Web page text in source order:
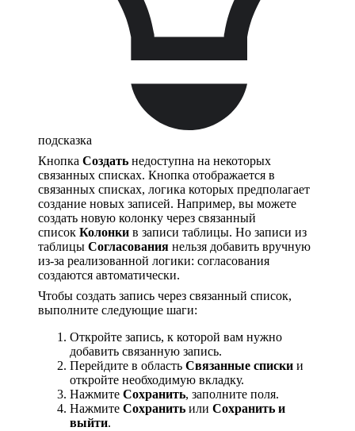
подсказка
Кнопка Создать недоступна на некоторых
связанных списках. Кнопка отображается в
связанных списках, логика которых предполагает
создание новых записей. Например, вы можете
создать новую колонку через связанный
список Колонки в записи таблицы. Но записи из
таблицы Согласования нельзя добавить вручную
из-за реализованной логики: согласования
создаются автоматически.
Чтобы создать запись через связанный список,
выполните следующие шаги:
Откройте запись, к которой вам нужно
добавить связанную запись.
Перейдите в область Связанные списки и
откройте необходимую вкладку.
Нажмите Сохранить, заполните поля.
Нажмите Сохранить или Сохранить и
выйти.